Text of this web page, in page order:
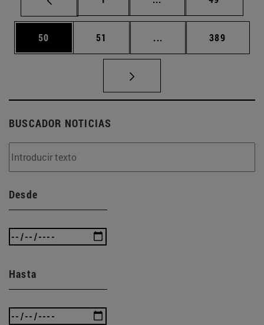
Página
50 Página
51 ... Páginas intermedias
Página
389
BUSCADOR NOTICIAS
Desde
Hasta